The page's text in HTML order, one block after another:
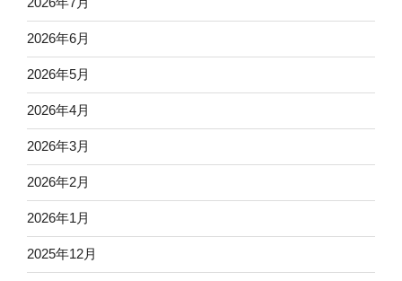
2026年6月
2026年5月
2026年4月
2026年3月
2026年2月
2026年1月
2025年12月